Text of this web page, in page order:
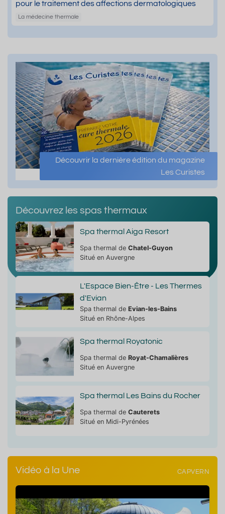
pour le traitement des affections dermatologiques
La médecine thermale
Découvrir la dernière édition du magazine
Les Curistes
Découvrez les spas thermaux
Spa thermal Aiga Resort
Spa thermal de Chatel-Guyon
Situé en Auvergne
L'Espace Bien-Être - Les Thermes
d'Evian
Spa thermal de Evian-les-Bains
Situé en Rhône-Alpes
Spa thermal Royatonic
Spa thermal de Royat-Chamalières
Situé en Auvergne
Spa thermal Les Bains du Rocher
Spa thermal de Cauterets
Situé en Midi-Pyrénées
Vidéo à la Une CAPVERN